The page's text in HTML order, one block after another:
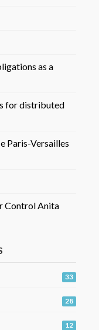
as a
for distributed
Paris-Versailles
Control Anita
33
28
12